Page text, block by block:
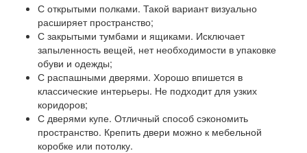
С открытыми полками. Такой вариант визуально
расширяет пространство;
С закрытыми тумбами и ящиками. Исключает
запыленность вещей, нет необходимости в упаковке
обуви и одежды;
С распашными дверями. Хорошо впишется в
классические интерьеры. Не подходит для узких
коридоров;
С дверями купе. Отличный способ сэкономить
пространство. Крепить двери можно к мебельной
коробке или потолку.